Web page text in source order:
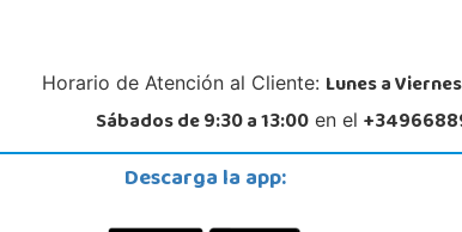
C/ Luis Buñuel, s/n, Parque Comercial Kinepolis
958 153 613
Localizar Tienda
Horario de Atención al Cliente: Lunes a
Sábados de 9:30 a 13:00en el
Descarga la app: